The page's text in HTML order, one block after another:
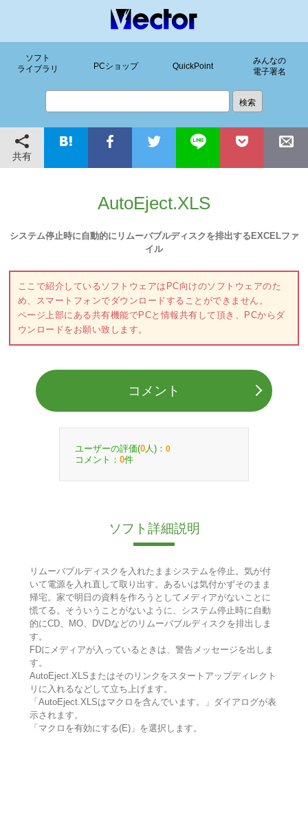
ソフト
ライブラリ
PCショップ QuickPoint
みんなの
電子署名
共有
AutoEject.XLS
システム停止時に自動的にリムーバブルディスクを排出するEXCELファ
イル
ここで紹介しているソフトウェアはPC向けのソフトウェアのた
め、スマートフォンでダウンロードすることができません。
ページ上部にある共有機能でPCと情報共有して頂き、PCからダ
ウンロードをお願い致します。
コメント
ユーザーの評価(0 人)： 0
コメント： 0件
ソフト詳細説明
リムーバブルディスクを入れたままシステムを停止。気が付
いて電源を入れ直して取り出す。あるいは気付かずそのまま
帰宅。家で明日の資料を作ろうとしてメディアがないことに
慌てる。そういうことがないように、システム停止時に自動
的にCD、MO、DVDなどのリムーバブルディスクを排出しま
す。
FDにメディアが入っているときは、警告メッセージを出しま
す。
AutoEject.XLSまたはそのリンクをスタートアップディレクト
リに入れるなどして立ち上げます。
「AutoEject.XLSはマクロを含んでいます。」ダイアログが表
示されます。
「マクロを有効にする(E)」を選択します。